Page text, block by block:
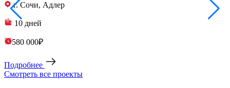
г. Сочи, Адлер
10 дней
580 000₽
Подробнее
Смотреть все проекты